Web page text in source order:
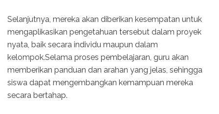
Selanjutnya, mereka akan diberikan kesempatan untuk
mengaplikasikan pengetahuan tersebut dalam proyek
nyata, baik secara individu maupun dalam
kelompok.Selama proses pembelajaran, guru akan
memberikan panduan dan arahan yang jelas, sehingga
siswa dapat mengembangkan kemampuan mereka
secara bertahap.